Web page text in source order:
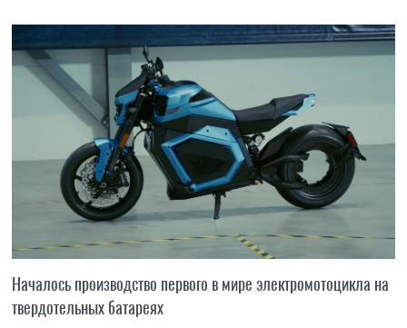
Началось производство первого в мире электромотоцикла на
твердотельных батареях